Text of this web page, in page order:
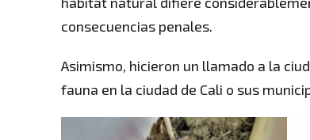
consecuencias penales.
Asimismo, hicieron un llamado a la
fauna en la ciudad de Cali o sus